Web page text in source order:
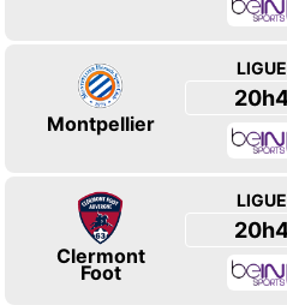
Montpellier
Clermont
Foot